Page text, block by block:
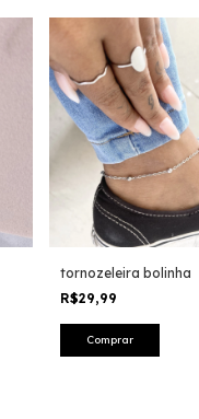
tornozeleira bolinha
R$29,99